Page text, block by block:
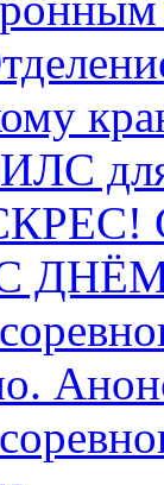
С
C